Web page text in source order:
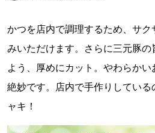
かつを店内で調理するため、サ
みいただけます。さらに三元豚
よう、厚めにカット。やわらか
絶妙です。店内で手作りしてい
ャキ！